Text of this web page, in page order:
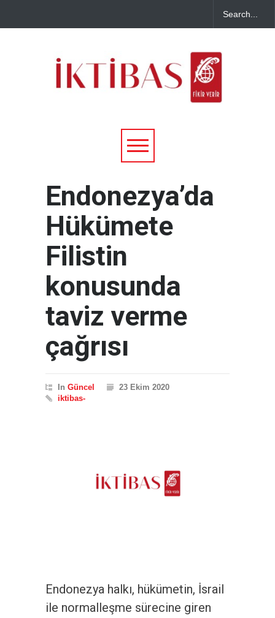
Endonezya’da
Hükümete
Filistin
konusunda
taviz verme
çağrısı
In Güncel
23 Ekim 2020
iktibas-
Endonezya halkı, hükümetin, İsrail
ile normalleşme sürecine giren